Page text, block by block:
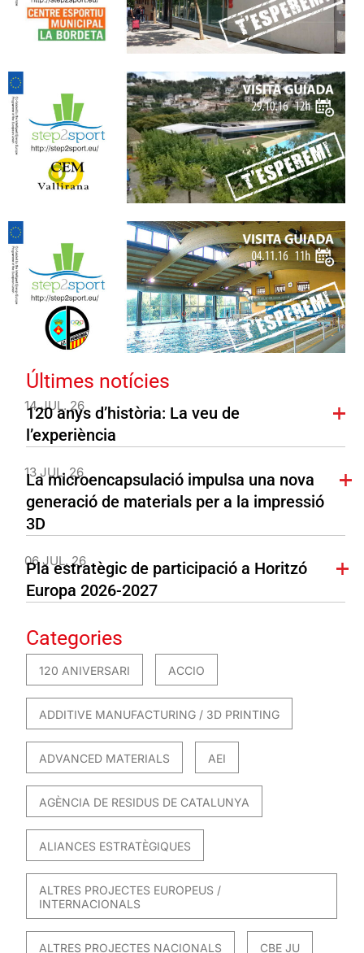
Últimes notícies
14 JUL. 26
120 anys d’història: La veu de
l’experiència
13 JUL. 26
La microencapsulació impulsa una nova
generació de materials per a la impressió
3D
06 JUL. 26
Pla estratègic de participació a Horitzó
Europa 2026-2027
Categories
120 ANIVERSARI ACCIO
ADDITIVE MANUFACTURING / 3D PRINTING
ADVANCED MATERIALS AEI
AGÈNCIA DE RESIDUS DE CATALUNYA
ALIANCES ESTRATÈGIQUES
ALTRES PROJECTES EUROPEUS /
INTERNACIONALS
ALTRES PROJECTES NACIONALS CBE JU